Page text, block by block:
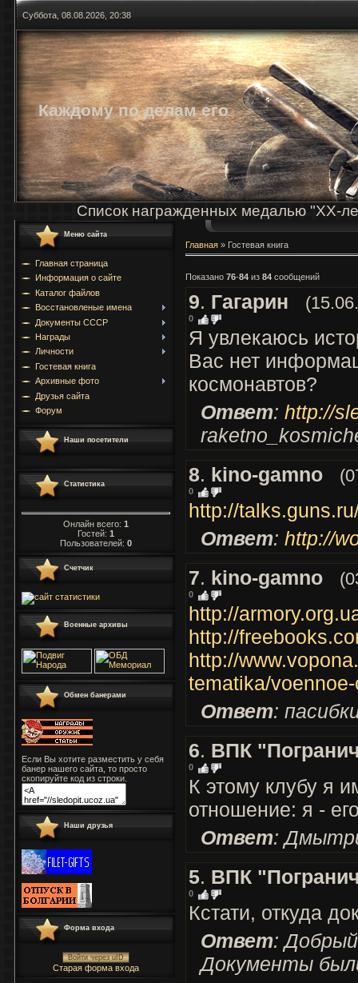
Суббота, 08.08.2026, 20:38
Каждому по делам его
Список награжденных медалью "ХХ-
Меню сайта
Главная страница
Информация о сайте
Каталог файлов
Восстановленые имена
Документы СССР
Награды
Личности
Гостевая книга
Архивные фото
Друзья сайта
Форум
Наши посетители
Статистика
Онлайн всего: 1
Гостей: 1
Пользователей: 0
Счетчик
Военные архивы
Обмен банерами
Если Вы хотите разместить у себя
банер нашего сайта, то просто
скопируйте код из строки.
Наши друзья
Форма входа
Войти через uID
Старая форма входа
Главная » Гостевая книга
Показано 76-84 из 84 сообщений
9. Гагарин
0
Я увлекаюсь
Вас нет
космонавтов?
Ответ: http://
8. kino-gamno
0
http://
Ответ: http://
7. kino-gamno
0
http://
http://
http://
tematika/
Ответ:
6. ВПК
0
К этому клубу я
отношение: я -
Ответ:
5. ВПК
0
Кстати, откуда
Ответ:
Документы